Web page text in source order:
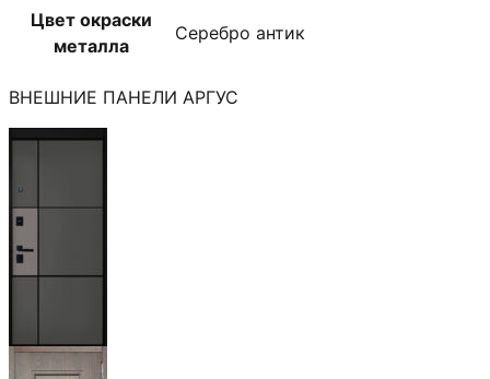
Цвет окраски
металла
Серебро антик
ВНЕШНИЕ ПАНЕЛИ АРГУС
Мичиган